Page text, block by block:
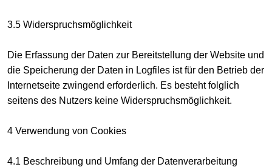
3.5 Widerspruchsmöglichkeit
Die Erfassung der Daten zur Bereitstellung der Website und
die Speicherung der Daten in Logfiles ist für den Betrieb der
Internetseite zwingend erforderlich. Es besteht folglich
seitens des Nutzers keine Widerspruchsmöglichkeit.
4 Verwendung von Cookies
4.1 Beschreibung und Umfang der Datenverarbeitung